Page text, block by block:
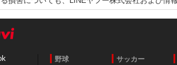
野球 サッカー